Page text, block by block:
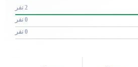
2 نفر
0 نفر
0 نفر